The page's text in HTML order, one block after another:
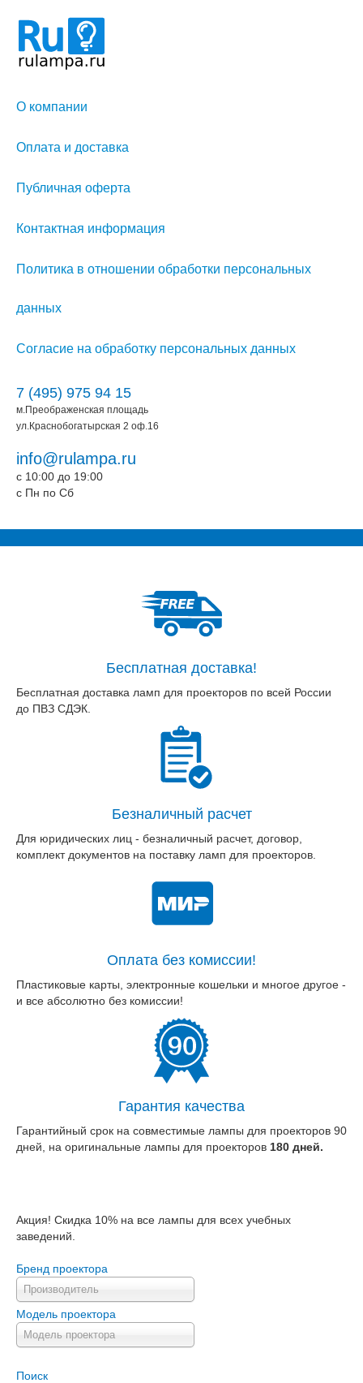
О компании
Оплата и доставка
Публичная оферта
Контактная информация
Политика в отношении обработки персональных
данных
Согласие на обработку персональных данных
7 (495) 975 94 15
м.Преображенская площадь
ул.Краснобогатырская 2 оф.16
info@rulampa.ru
c 10:00 до 19:00
c Пн по Сб
Бесплатная доставка!
Бесплатная доставка ламп для проекторов по всей России
до ПВЗ СДЭК.
Безналичный расчет
Для юридических лиц - безналичный расчет, договор,
комплект документов на поставку ламп для проекторов.
Оплата без комиссии!
Пластиковые карты, электронные кошельки и многое другое -
и все абсолютно без комиссии!
Гарантия качества
Гарантийный срок на совместимые лампы для проекторов 90
дней, на оригинальные лампы для проекторов 180 дней.
Акция! Скидка 10% на все лампы для всех учебных
заведений.
Бренд проектора
Производитель
Модель проектора
Модель проектора
Поиск